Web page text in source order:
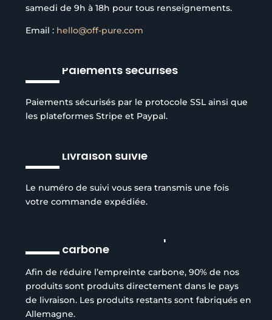
samedi de 9h à 18h pour tous renseignements.
Email : hello@off-pure.com
Paiements sécurisés
Paiements sécurisés par le protocole SSL ainsi que
les plateformes Stripe et Paypal.
Livraison suivie
Le numéro de suivi vous sera transmis une fois
votre commande expédiée.
carbone
Afin de réduire l’empreinte carbone, 90% de nos
produits sont produits directement dans le pays
de livraison. Les produits restants sont fabriqués en
Allemagne.